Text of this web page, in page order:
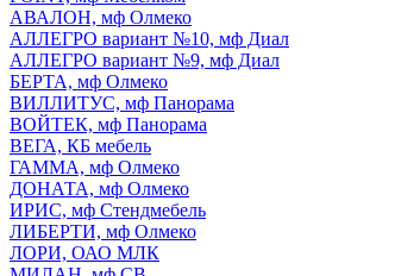
АВАЛОН, мф Олмеко
АЛЛЕГРО вариант №10, мф Диал
АЛЛЕГРО вариант №9, мф Диал
БЕРТА, мф Олмеко
ВИЛЛИТУС, мф Панорама
ВОЙТЕК, мф Панорама
ВЕГА, КБ мебель
ГАММА, мф Олмеко
ДОНАТА, мф Олмеко
ИРИС, мф Стендмебель
ЛИБЕРТИ, мф Олмеко
ЛОРИ, ОАО МЛК